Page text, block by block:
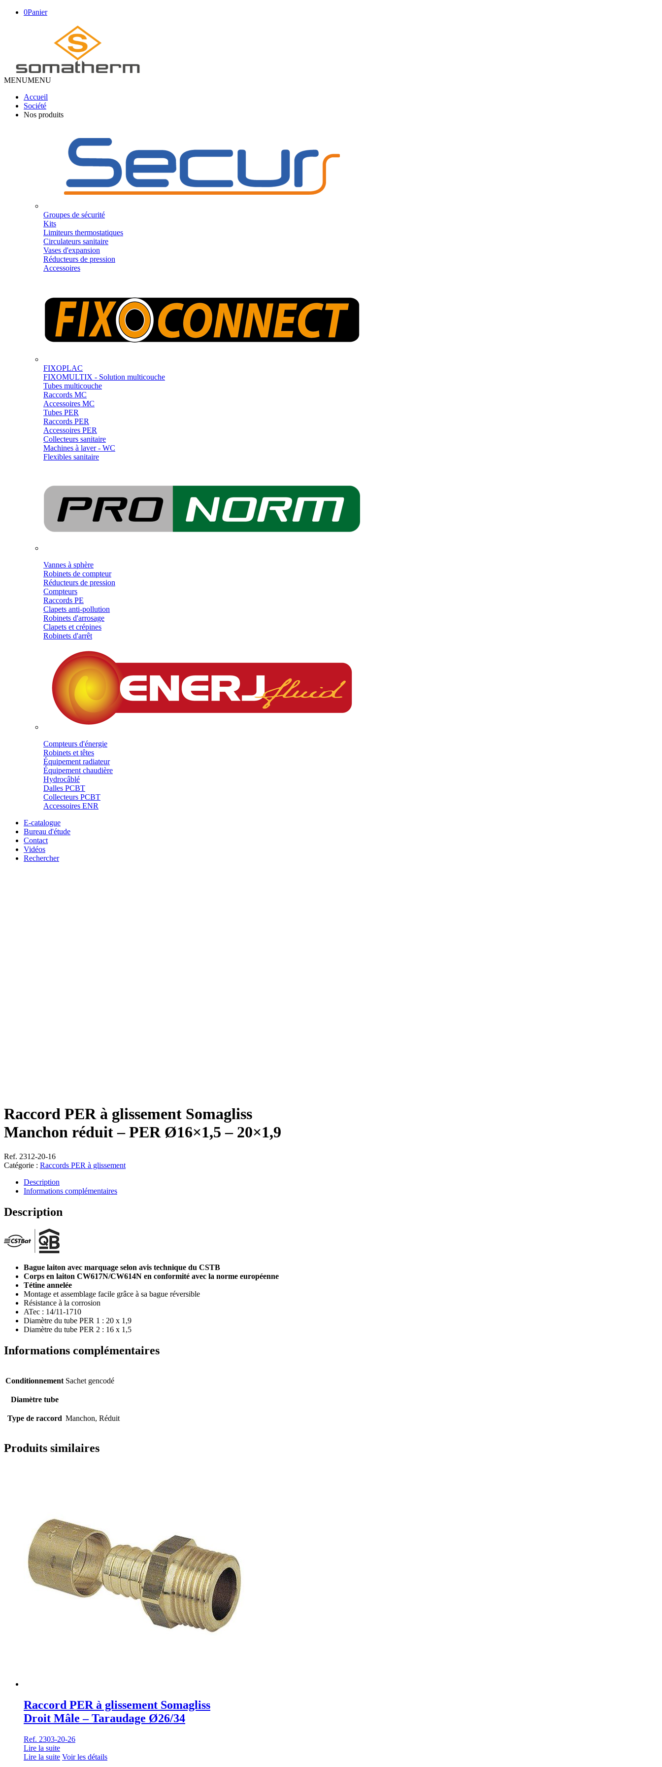
0Panier
MENUMENU
Accueil
Société
Nos produits
Groupes de sécurité
Kits
Limiteurs thermostatiques
Circulateurs sanitaire
Vases d'expansion
Réducteurs de pression
Accessoires
FIXOPLAC
FIXOMULTIX - Solution multicouche
Tubes multicouche
Raccords MC
Accessoires MC
Tubes PER
Raccords PER
Accessoires PER
Collecteurs sanitaire
Machines à laver - WC
Flexibles sanitaire
Vannes à sphère
Robinets de compteur
Réducteurs de pression
Compteurs
Raccords PE
Clapets anti-pollution
Robinets d'arrosage
Clapets et crépines
Robinets d'arrêt
Compteurs d'énergie
Robinets et têtes
Équipement radiateur
Équipement chaudière
Hydrocâblé
Dalles PCBT
Collecteurs PCBT
Accessoires ENR
E-catalogue
Bureau d'étude
Contact
Vidéos
Rechercher
Raccord PER à glissement Somagliss
Manchon réduit – PER Ø16×1,5 – 20×1,9
Ref. 2312-20-16
Catégorie : Raccords PER à glissement
Description
Informations complémentaires
Description
Bague laiton avec marquage selon avis technique du CSTB
Corps en laiton CW617N/CW614N en conformité avec la norme européenne
Tétine annelée
Montage et assemblage facile grâce à sa bague réversible
Résistance à la corrosion
ATec : 14/11-1710
Diamètre du tube PER 1 : 20 x 1,9
Diamètre du tube PER 2 : 16 x 1,5
Informations complémentaires
Conditionnement Sachet gencodé
Diamètre tube
Type de raccord Manchon, Réduit
Produits similaires
Raccord PER à glissement Somagliss
Droit Mâle – Taraudage Ø26/34
Ref. 2303-20-26
Lire la suite
Lire la suite Voir les détails